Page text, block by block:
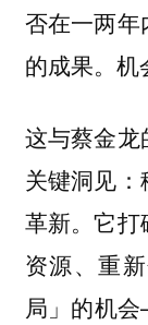
否在一两年
的成果。机
这与蔡金
关键洞见：
革新。它打
资源、重
局」的机